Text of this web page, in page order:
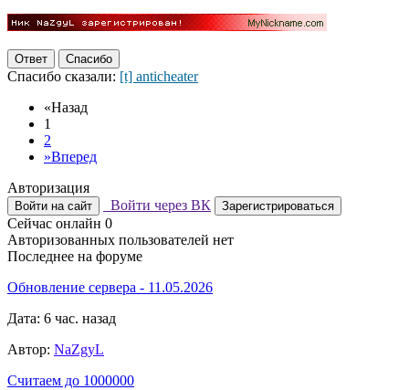
Ответ Спасибо
Спасибо сказали: [t] anticheater
«Назад
1
2
»Вперед
Авторизация
Войти на сайт Войти через ВК Зарегистрироваться
Сейчас онлайн 0
Авторизованных пользователей нет
Последнее на форуме
Обновление сервера - 11.05.2026
Дата: 6 час. назад
Автор: NaZgyL
Считаем до 1000000